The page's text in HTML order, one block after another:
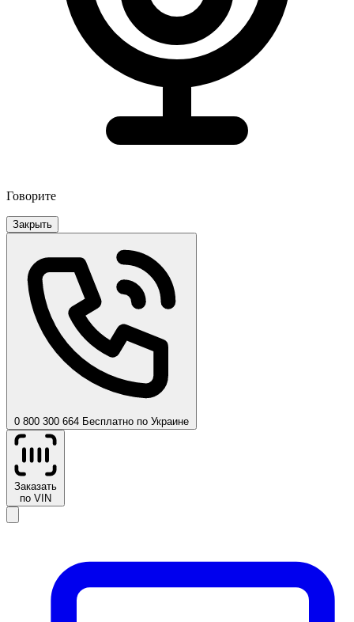
Говорите
Закрыть
0 800 300 664 Бесплатно по Украине
Заказать
по VIN